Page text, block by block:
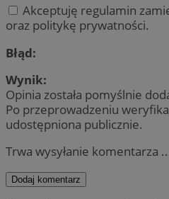
Akceptuję regulamin
oraz politykę prywatności.
Błąd:
Wynik:
Opinia została pomyślnie
Po przeprowadzeniu
udostępniona publicznie.
Trwa wysyłanie komentarza
Dodaj komentarz